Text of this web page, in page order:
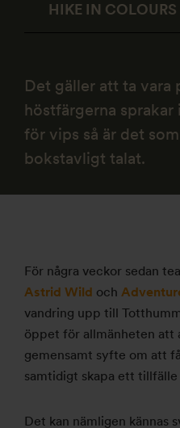
HIKE IN COLOURS
Det gäller att ta vara
höstfärgerna sprakar
för vips så är det
bokstavligt talat.
För några veckor sedan
Astrid Wild och
vandring upp till
öppet för allmänheten att
gemensamt syfte om att
samtidigt skapa ett
Det kan nämligen kännas